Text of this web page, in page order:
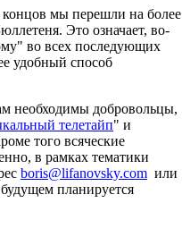
концов мы перешли на более
Это означает, во-
во всех последующих
удобный способ
необходимы добровольцы,
телетайп" и
того всяческие
в рамках тематики
boris@lifanovsky.com или
планируется